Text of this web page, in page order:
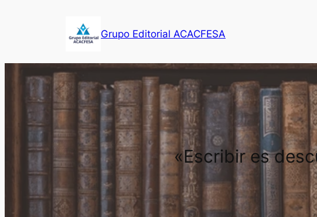
Grupo Editorial ACACFESA
«Escribir es